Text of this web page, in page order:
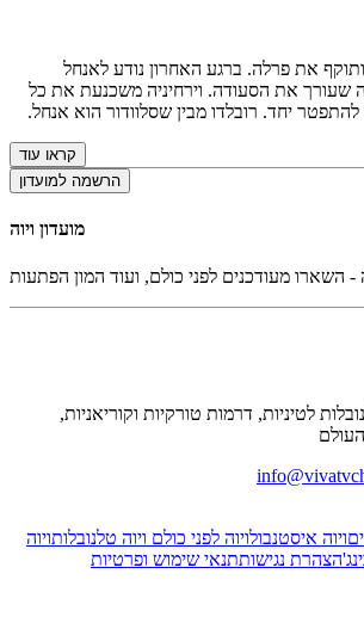
את פרלה. ברגע האחרון נודע לאנחל
שעורך את הסעודה. וירחיניה משכנעת את כל
יחד. רובלדו מבין שסלוודור הוא אנחל.
קראו עוד
הרשמה למועדון
מועדון ויוה
לטיניות, דרמות טורקיות וקוריאניות,
ויוה איסטנבולויוה לפני כולם ויוה טלנובלותויוה
הצהרת נגישותתנאי שימוש ופרטיות